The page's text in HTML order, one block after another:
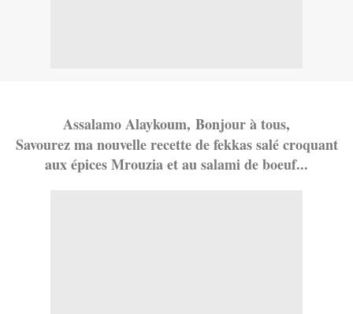
Assalamo Alaykoum, Bonjour à tous,
Savourez ma nouvelle recette de fekkas salé croquant
aux épices Mrouzia et au salami de boeuf...